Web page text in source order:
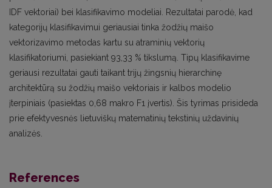
IDF vektoriai) bei klasifikavimo modeliai. Rezultatai parodė, kad
kategorijų klasifikavimui geriausiai tinka žodžių maišo
vektorizavimo metodas kartu su atraminių vektorių
klasifikatoriumi, pasiekiant 93,33 % tikslumą. Tipų klasifikavime
geriausi rezultatai gauti taikant trijų žingsnių hierarchinę
architektūrą su žodžių maišo vektoriais ir kalbos modelio
įterpiniais (pasiektas 0,68 makro F1 įvertis). Šis tyrimas prisideda
prie efektyvesnės lietuviškų matematinių tekstinių uždavinių
analizės.
References